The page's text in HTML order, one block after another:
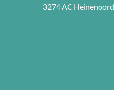
3274 AC Heinenoord